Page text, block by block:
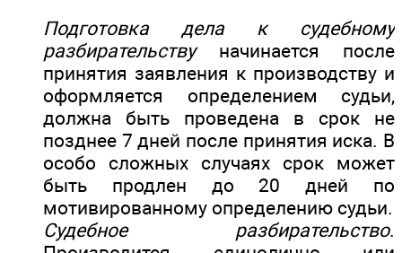
Подготовка дела к судебному
разбирательствуначинается после
принятия заявления к производству и
оформляется определением судьи,
должна быть проведена в срок не
позднее 7 дней после принятия иска. В
особо сложных случаях срок может
быть продлен до 20 дней по
мотивированному определению судьи.
Судебное разбирательство.